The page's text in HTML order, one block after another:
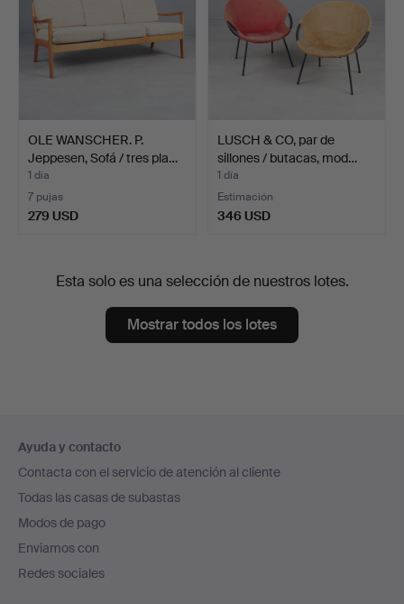
OLE WANSCHER. P.
Jeppesen, Sofá / tres pla…
1 día
7 pujas
279 USD
LUSCH & CO, par de
sillones / butacas, mod…
1 día
Estimación
346 USD
Esta solo es una selección de nuestros lotes.
Mostrar todos los lotes
en
el
pie
de
página
Ayuda y contacto
Contacta con el servicio de atención al cliente
Todas las casas de subastas
Modos de pago
Enviamos con
Redes sociales